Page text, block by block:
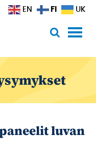
luvan
EN FI UK